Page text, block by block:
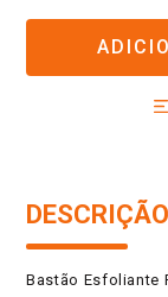
Bastão Esfoliante